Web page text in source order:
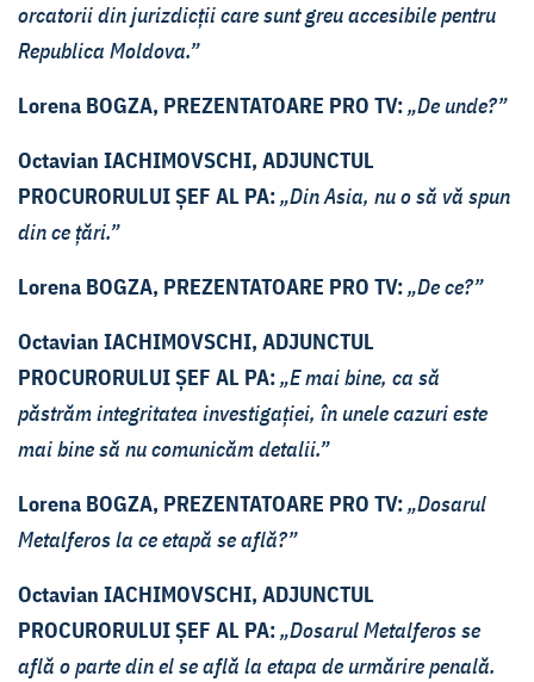
orcatorii din jurizdicții care sunt greu accesibile pentru
Republica Moldova.”
Lorena BOGZA, PREZENTATOARE PRO TV:„De unde?”
Octavian IACHIMOVSCHI, ADJUNCTUL
PROCURORULUI ȘEF AL PA:„Din Asia, nu o să vă spun
din ce țări.”
Lorena BOGZA, PREZENTATOARE PRO TV:„De ce?”
Octavian IACHIMOVSCHI, ADJUNCTUL
PROCURORULUI ȘEF AL PA:„E mai bine, ca să
păstrăm integritatea investigației, în unele cazuri este
mai bine să nu comunicăm detalii.”
Lorena BOGZA, PREZENTATOARE PRO TV:„Dosarul
Metalferos la ce etapă se află?”
Octavian IACHIMOVSCHI, ADJUNCTUL
PROCURORULUI ȘEF AL PA:„Dosarul Metalferos se
află o parte din el se află la etapa de urmărire penală.